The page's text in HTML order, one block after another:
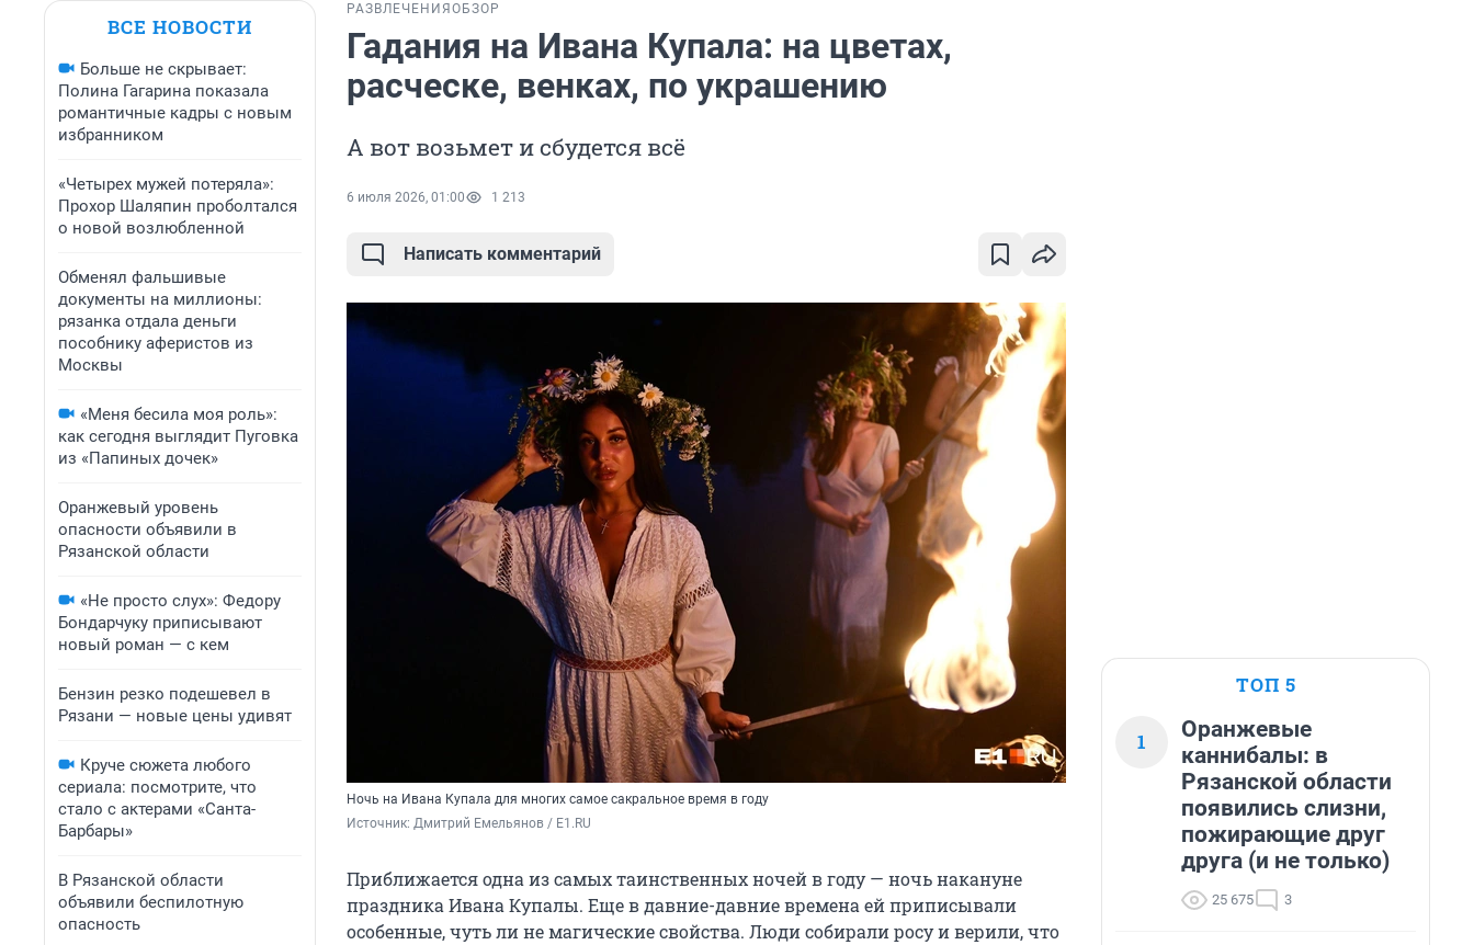
ВСЕ НОВОСТИ
Больше не скрывает:
Полина Гагарина показала
романтичные кадры с новым
избранником
«Четырех мужей потеряла»:
Прохор Шаляпин проболтался
о новой возлюбленной
Обменял фальшивые
документы на миллионы:
рязанка отдала деньги
пособнику аферистов из
Москвы
«Меня бесила моя роль»:
как сегодня выглядит Пуговка
из «Папиных дочек»
Оранжевый уровень
опасности объявили в
Рязанской области
«Не просто слух»: Федору
Бондарчуку приписывают
новый роман — с кем
Бензин резко подешевел в
Рязани — новые цены удивят
Круче сюжета любого
сериала: посмотрите, что
стало с актерами «Санта-
Барбары»
В Рязанской области
объявили беспилотную
опасность
РАЗВЛЕЧЕНИЯ ОБЗОР
Гадания на Ивана Купала: на цветах,
расческе, венках, по украшению
А вот возьмет и сбудется всё
6 июля 2026, 01:00 1 213
Написать комментарий
Ночь на Ивана Купала для многих самое сакральное время в году
Источник: Дмитрий Емельянов / E1.RU
Приближается одна из самых таинственных ночей в году — ночь накануне
праздника Ивана Купалы. Еще в давние-давние времена ей приписывали
особенные, чуть ли не магические свойства. Люди собирали росу и верили, что
ТОП 5
1
Оранжевые
каннибалы: в
Рязанской области
появились слизни,
пожирающие друг
друга (и не только)
25 675 3